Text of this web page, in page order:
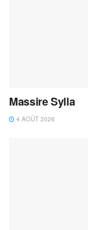
Massire Sylla
4 AOÛT 2026